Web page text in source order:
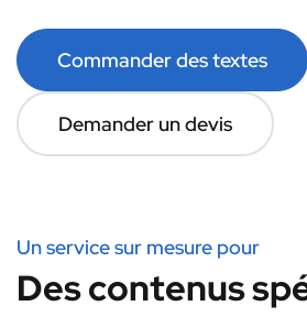
Commander des textes
Demander un devis
Un service sur mesure pour
Des contenus